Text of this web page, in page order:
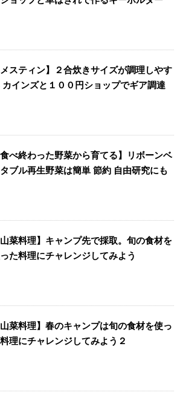
メスティン】２合炊きサイズが調理しやす
カインズと１００円ショップでギア調達
食べ終わった野菜から育てる】リボーンベ
ブル再生野菜は簡単 節約 自由研究にも
山菜料理】キャンプ先で採取。旬の食材を
た料理にチャレンジしてみよう
山菜料理】春のキャンプは旬の食材を使っ
理にチャレンジしてみよう２